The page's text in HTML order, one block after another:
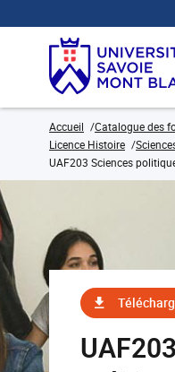
Accueil Catalogue des
Licence Histoire
UAF203 Sciences